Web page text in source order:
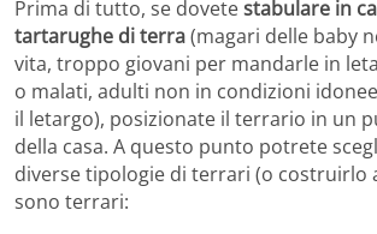
Prima di tutto, se dovetestabulare in
tartarughe di terra(magari delle baby
vita, troppo giovani per mandarle in
o malati, adulti non in condizioni
il letargo), posizionate il terrario in un
della casa. A questo punto potrete
diverse tipologie di terrari (o costruirlo
sono terrari: